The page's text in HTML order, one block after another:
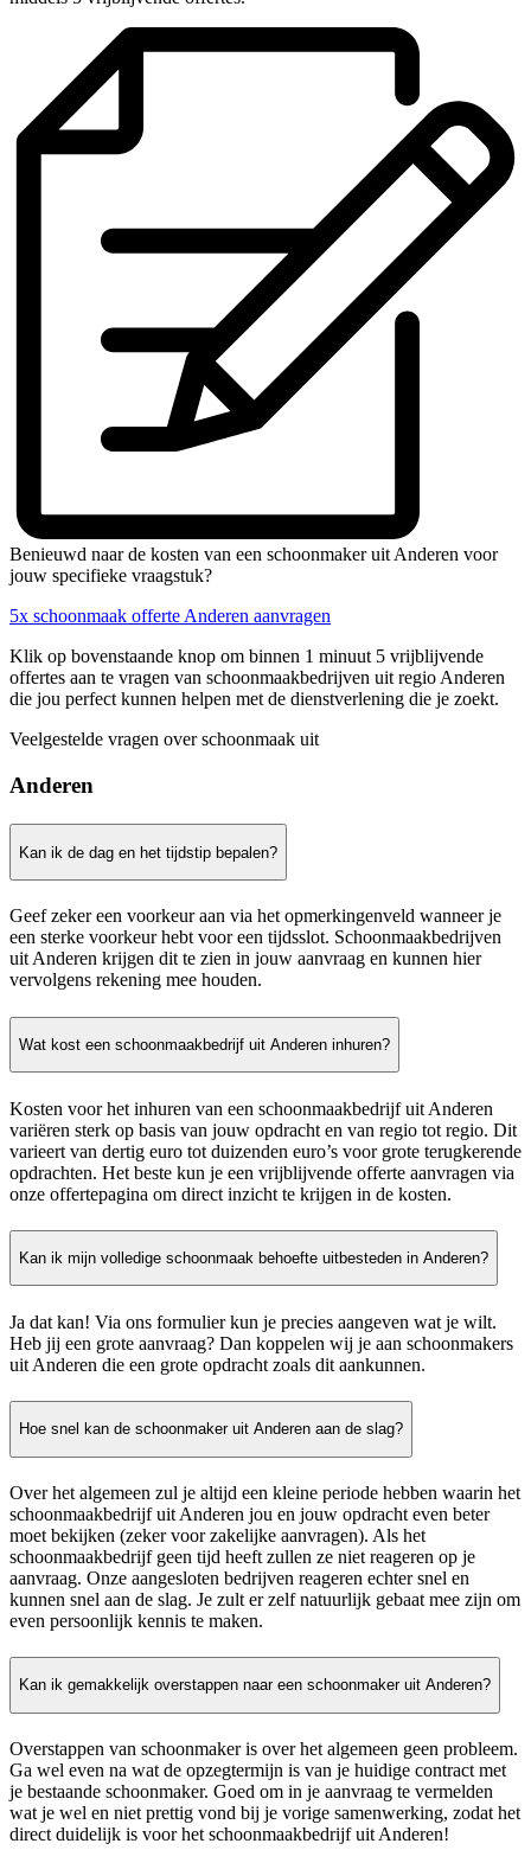
Benieuwd naar de kosten van een schoonmaker uit Anderen voor
jouw specifieke vraagstuk?
5x schoonmaak offerte Anderen aanvragen
Klik op bovenstaande knop om binnen 1 minuut 5 vrijblijvende
offertes aan te vragen van schoonmaakbedrijven uit regio Anderen
die jou perfect kunnen helpen met de dienstverlening die je zoekt.
Veelgestelde vragen over schoonmaak uit
Anderen
Kan ik de dag en het tijdstip bepalen?
Geef zeker een voorkeur aan via het opmerkingenveld wanneer je
een sterke voorkeur hebt voor een tijdsslot. Schoonmaakbedrijven
uit Anderen krijgen dit te zien in jouw aanvraag en kunnen hier
vervolgens rekening mee houden.
Wat kost een schoonmaakbedrijf uit Anderen inhuren?
Kosten voor het inhuren van een schoonmaakbedrijf uit Anderen
variëren sterk op basis van jouw opdracht en van regio tot regio. Dit
varieert van dertig euro tot duizenden euro’s voor grote terugkerende
opdrachten. Het beste kun je een vrijblijvende offerte aanvragen via
onze offertepagina om direct inzicht te krijgen in de kosten.
Kan ik mijn volledige schoonmaak behoefte uitbesteden in Anderen?
Ja dat kan! Via ons formulier kun je precies aangeven wat je wilt.
Heb jij een grote aanvraag? Dan koppelen wij je aan schoonmakers
uit Anderen die een grote opdracht zoals dit aankunnen.
Hoe snel kan de schoonmaker uit Anderen aan de slag?
Over het algemeen zul je altijd een kleine periode hebben waarin het
schoonmaakbedrijf uit Anderen jou en jouw opdracht even beter
moet bekijken (zeker voor zakelijke aanvragen). Als het
schoonmaakbedrijf geen tijd heeft zullen ze niet reageren op je
aanvraag. Onze aangesloten bedrijven reageren echter snel en
kunnen snel aan de slag. Je zult er zelf natuurlijk gebaat mee zijn om
even persoonlijk kennis te maken.
Kan ik gemakkelijk overstappen naar een schoonmaker uit Anderen?
Overstappen van schoonmaker is over het algemeen geen probleem.
Ga wel even na wat de opzegtermijn is van je huidige contract met
je bestaande schoonmaker. Goed om in je aanvraag te vermelden
wat je wel en niet prettig vond bij je vorige samenwerking, zodat het
direct duidelijk is voor het schoonmaakbedrijf uit Anderen!